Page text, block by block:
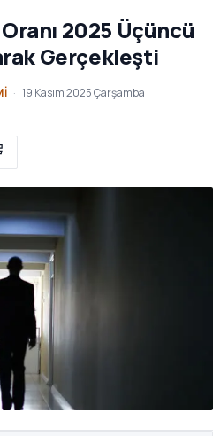
2025 Üçüncü
Gerçekleşti
19 Kasım 2025 Çarşamba